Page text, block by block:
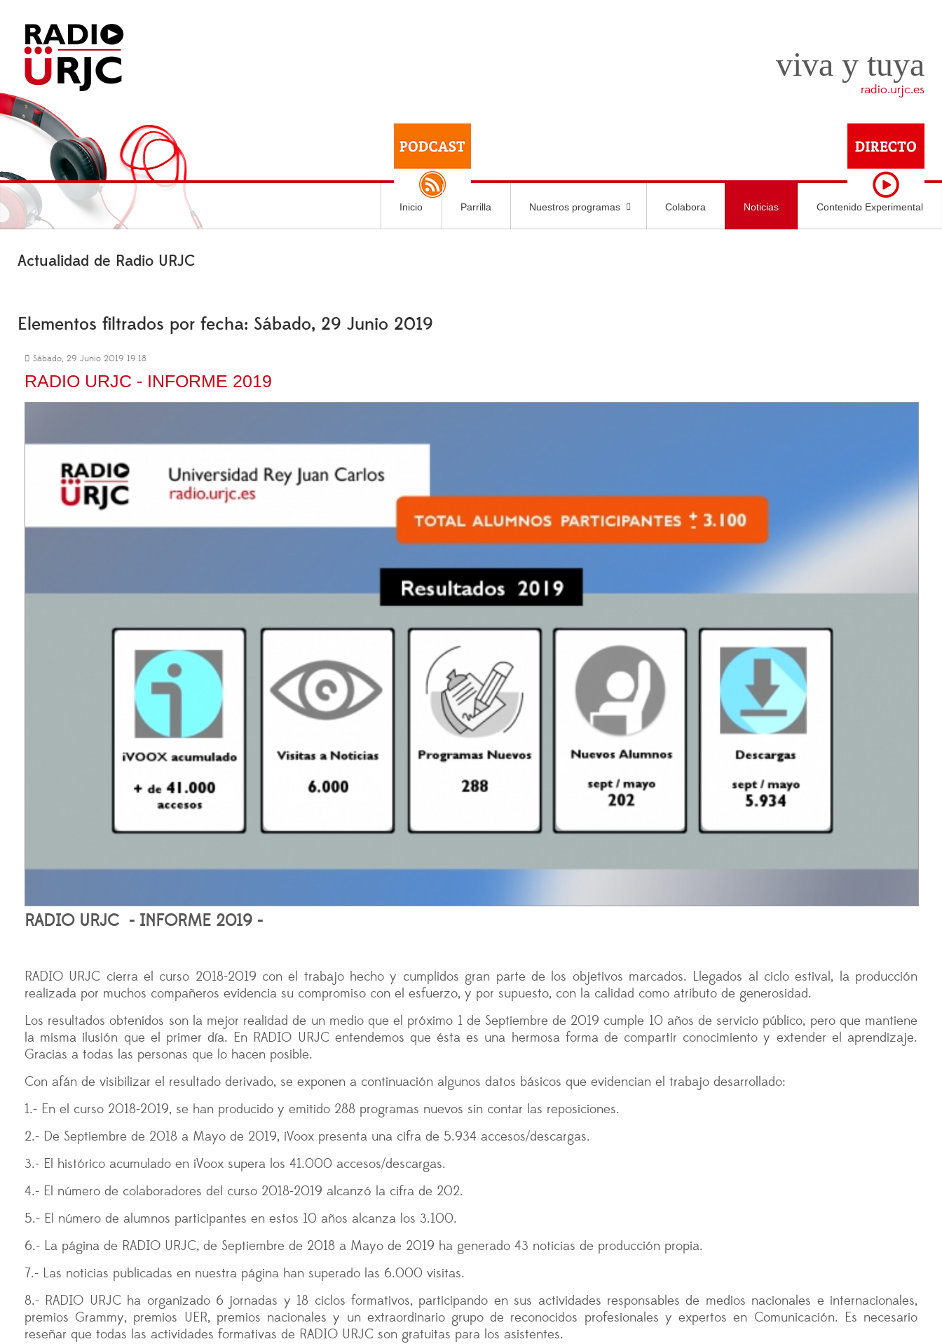
viva y tuya
radio.urjc.es
Inicio Parrilla Nuestros programas Colabora Noticias Contenido Experimental
Actualidad de Radio URJC
Elementos filtrados por fecha: Sábado, 29 Junio 2019
Sábado, 29 Junio 2019 19:18
RADIO URJC - INFORME 2019
RADIO URJC - INFORME 2019 -
RADIO URJC cierra el curso 2018-2019 con el trabajo hecho y cumplidos gran parte de los objetivos marcados. Llegados al ciclo estival, la producción
realizada por muchos compañeros evidencia su compromiso con el esfuerzo, y por supuesto, con la calidad como atributo de generosidad.
Los resultados obtenidos son la mejor realidad de un medio que el próximo 1 de Septiembre de 2019 cumple 10 años de servicio público, pero que mantiene
la misma ilusión que el primer día. En RADIO URJC entendemos que ésta es una hermosa forma de compartir conocimiento y extender el aprendizaje.
Gracias a todas las personas que lo hacen posible.
Con afán de visibilizar el resultado derivado, se exponen a continuación algunos datos básicos que evidencian el trabajo desarrollado:
1.- En el curso 2018-2019, se han producido y emitido 288 programas nuevos sin contar las reposiciones.
2.- De Septiembre de 2018 a Mayo de 2019, iVoox presenta una cifra de 5.934 accesos/descargas.
3.- El histórico acumulado en iVoox supera los 41.000 accesos/descargas.
4.- El número de colaboradores del curso 2018-2019 alcanzó la cifra de 202.
5.- El número de alumnos participantes en estos 10 años alcanza los 3.100.
6.- La página de RADIO URJC, de Septiembre de 2018 a Mayo de 2019 ha generado 43 noticias de producción propia.
7.- Las noticias publicadas en nuestra página han superado las 6.000 visitas.
8.- RADIO URJC ha organizado 6 jornadas y 18 ciclos formativos, participando en sus actividades responsables de medios nacionales e internacionales,
premios Grammy, premios UER, premios nacionales y un extraordinario grupo de reconocidos profesionales y expertos en Comunicación. Es necesario
reseñar que todas las actividades formativas de RADIO URJC son gratuitas para los asistentes.